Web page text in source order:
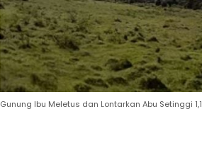
Gunung Ibu Meletus dan Lontarkan Abu Setinggi